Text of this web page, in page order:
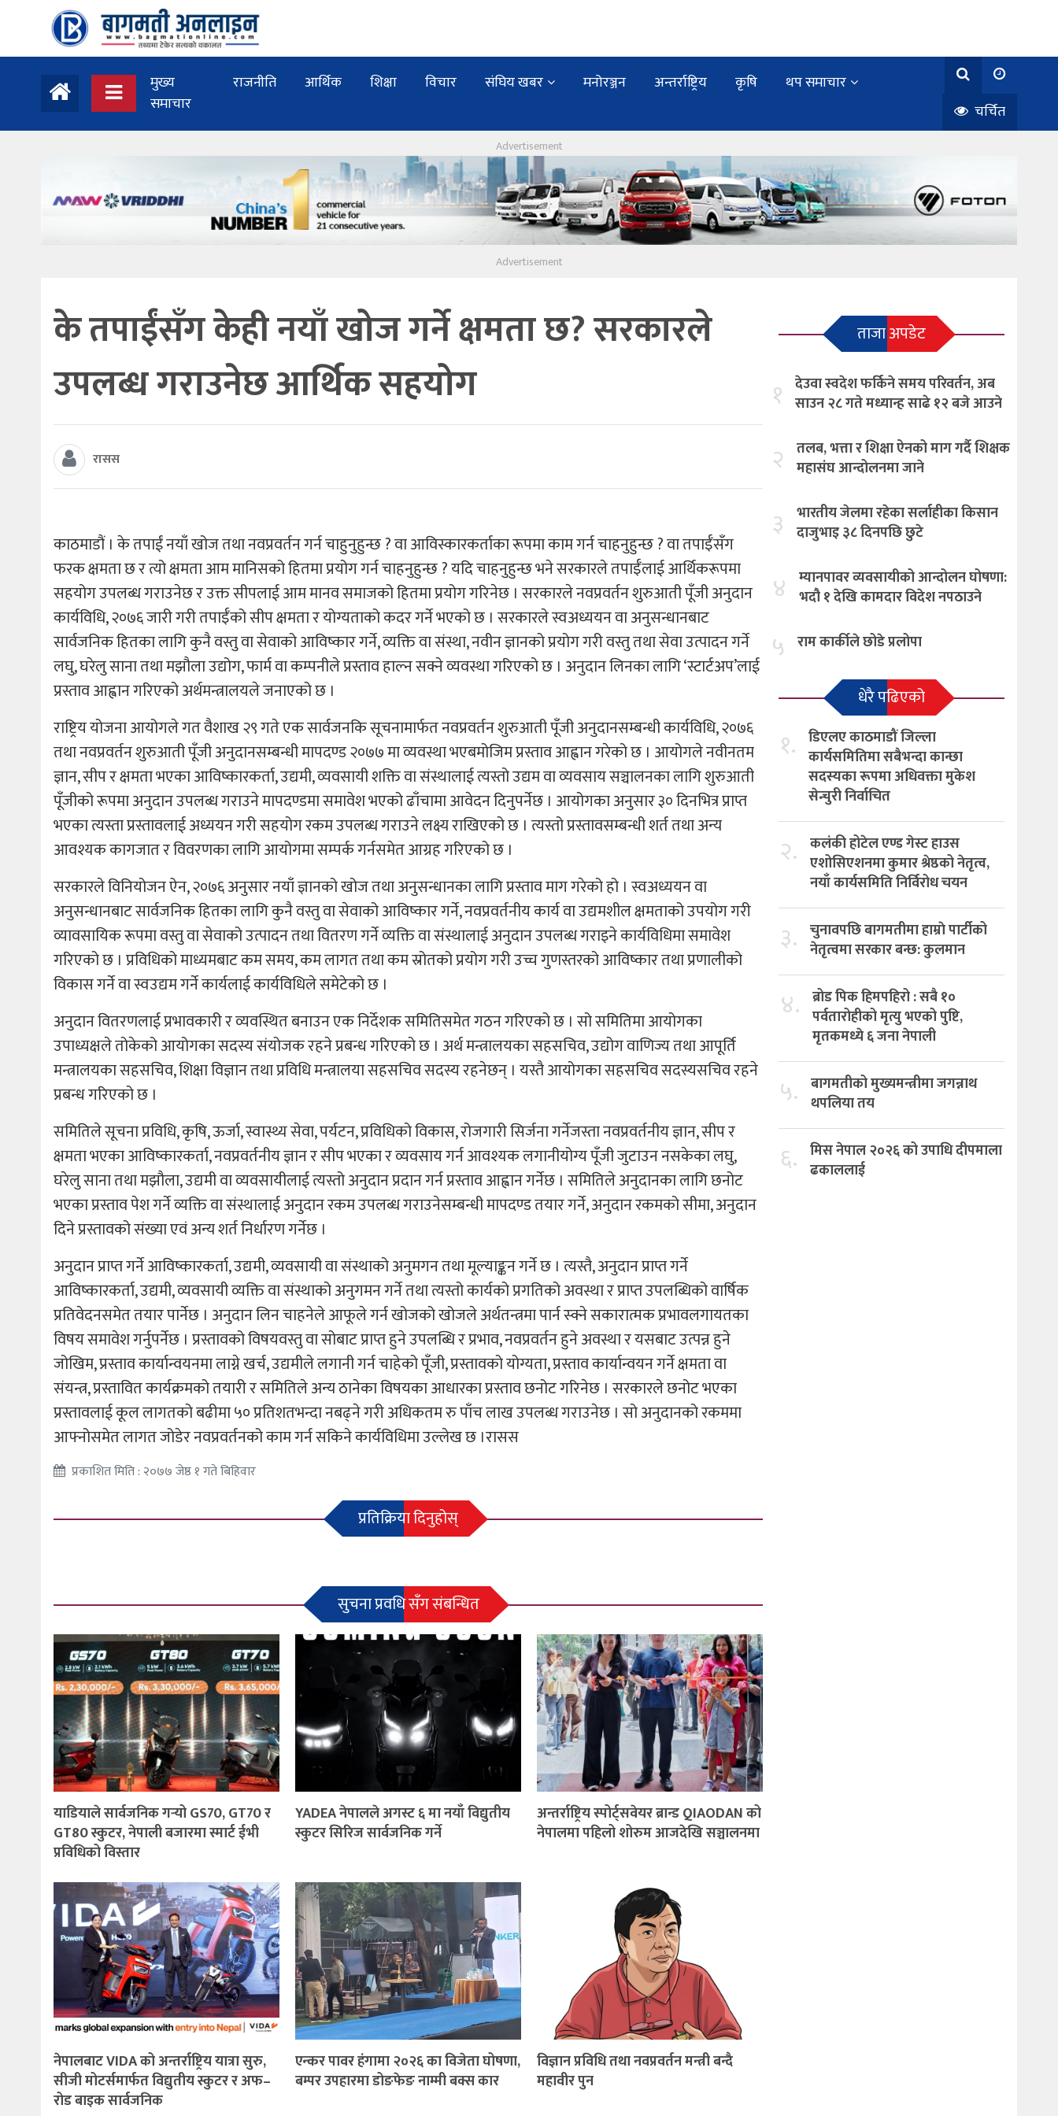
मुख्य
समाचार
राजनीति आर्थिक शिक्षा विचार संघिय खबर मनोरञ्जन अन्तर्राष्ट्रिय कृषि
थप समाचार
चर्चित
के तपाईंसँग केही नयाँ खोज गर्ने क्षमता छ? सरकारले
उपलब्ध गराउनेछ आर्थिक सहयोग
रासस
काठमाडौं । के तपाईं नयाँ खोज तथा नवप्रवर्तन गर्न चाहुनुहुन्छ ? वा आविस्कारकर्ताका रूपमा काम गर्न चाहनुहुन्छ ? वा तपाईँसँग
फरक क्षमता छ र त्यो क्षमता आम मानिसको हितमा प्रयोग गर्न चाहनुहुन्छ ? यदि चाहनुहुन्छ भने सरकारले तपाईँलाई आर्थिकरूपमा
सहयोग उपलब्ध गराउनेछ र उक्त सीपलाई आम मानव समाजको हितमा प्रयोग गरिनेछ । सरकारले नवप्रवर्तन शुरुआती पूँजी अनुदान
कार्यविधि, २०७६ जारी गरी तपाईँको सीप क्षमता र योग्यताको कदर गर्ने भएको छ । सरकारले स्वअध्ययन वा अनुसन्धानबाट
सार्वजनिक हितका लागि कुनै वस्तु वा सेवाको आविष्कार गर्ने, व्यक्ति वा संस्था, नवीन ज्ञानको प्रयोग गरी वस्तु तथा सेवा उत्पादन गर्ने
लघु, घरेलु साना तथा मझौला उद्योग, फार्म वा कम्पनीले प्रस्ताव हाल्न सक्ने व्यवस्था गरिएको छ । अनुदान लिनका लागि ‘स्टार्टअप’लाई
प्रस्ताव आह्वान गरिएको अर्थमन्त्रालयले जनाएको छ ।
राष्ट्रिय योजना आयोगले गत वैशाख २९ गते एक सार्वजनकि सूचनामार्फत नवप्रवर्तन शुरुआती पूँजी अनुदानसम्बन्धी कार्यविधि, २०७६
तथा नवप्रवर्तन शुरुआती पूँजी अनुदानसम्बन्धी मापदण्ड २०७७ मा व्यवस्था भएबमोजिम प्रस्ताव आह्वान गरेको छ । आयोगले नवीनतम
ज्ञान, सीप र क्षमता भएका आविष्कारकर्ता, उद्यमी, व्यवसायी शक्ति वा संस्थालाई त्यस्तो उद्यम वा व्यवसाय सञ्चालनका लागि शुरुआती
पूँजीको रूपमा अनुदान उपलब्ध गराउने मापदण्डमा समावेश भएको ढाँचामा आवेदन दिनुपर्नेछ । आयोगका अनुसार ३० दिनभित्र प्राप्त
भएका त्यस्ता प्रस्तावलाई अध्ययन गरी सहयोग रकम उपलब्ध गराउने लक्ष्य राखिएको छ । त्यस्तो प्रस्तावसम्बन्धी शर्त तथा अन्य
आवश्यक कागजात र विवरणका लागि आयोगमा सम्पर्क गर्नसमेत आग्रह गरिएको छ ।
सरकारले विनियोजन ऐन, २०७६ अनुसार नयाँ ज्ञानको खोज तथा अनुसन्धानका लागि प्रस्ताव माग गरेको हो । स्वअध्ययन वा
अनुसन्धानबाट सार्वजनिक हितका लागि कुनै वस्तु वा सेवाको आविष्कार गर्ने, नवप्रवर्तनीय कार्य वा उद्यमशील क्षमताको उपयोग गरी
व्यावसायिक रूपमा वस्तु वा सेवाको उत्पादन तथा वितरण गर्ने व्यक्ति वा संस्थालाई अनुदान उपलब्ध गराइने कार्यविधिमा समावेश
गरिएको छ । प्रविधिको माध्यमबाट कम समय, कम लागत तथा कम स्रोतको प्रयोग गरी उच्च गुणस्तरको आविष्कार तथा प्रणालीको
विकास गर्ने वा स्वउद्यम गर्ने कार्यलाई कार्यविधिले समेटेको छ ।
अनुदान वितरणलाई प्रभावकारी र व्यवस्थित बनाउन एक निर्देशक समितिसमेत गठन गरिएको छ । सो समितिमा आयोगका
उपाध्यक्षले तोकेको आयोगका सदस्य संयोजक रहने प्रबन्ध गरिएको छ । अर्थ मन्त्रालयका सहसचिव, उद्योग वाणिज्य तथा आपूर्ति
मन्त्रालयका सहसचिव, शिक्षा विज्ञान तथा प्रविधि मन्त्रालया सहसचिव सदस्य रहनेछन् । यस्तै आयोगका सहसचिव सदस्यसचिव रहने
प्रबन्ध गरिएको छ ।
समितिले सूचना प्रविधि, कृषि, ऊर्जा, स्वास्थ्य सेवा, पर्यटन, प्रविधिको विकास, रोजगारी सिर्जना गर्नेजस्ता नवप्रवर्तनीय ज्ञान, सीप र
क्षमता भएका आविष्कारकर्ता, नवप्रवर्तनीय ज्ञान र सीप भएका र व्यवसाय गर्न आवश्यक लगानीयोग्य पूँजी जुटाउन नसकेका लघु,
घरेलु साना तथा मझौला, उद्यमी वा व्यवसायीलाई त्यस्तो अनुदान प्रदान गर्न प्रस्ताव आह्वान गर्नेछ । समितिले अनुदानका लागि छनोट
भएका प्रस्ताव पेश गर्ने व्यक्ति वा संस्थालाई अनुदान रकम उपलब्ध गराउनेसम्बन्धी मापदण्ड तयार गर्ने, अनुदान रकमको सीमा, अनुदान
दिने प्रस्तावको संख्या एवं अन्य शर्त निर्धारण गर्नेछ ।
अनुदान प्राप्त गर्ने आविष्कारकर्ता, उद्यमी, व्यवसायी वा संस्थाको अनुमगन तथा मूल्याङ्कन गर्ने छ । त्यस्तै, अनुदान प्राप्त गर्ने
आविष्कारकर्ता, उद्यमी, व्यवसायी व्यक्ति वा संस्थाको अनुगमन गर्ने तथा त्यस्तो कार्यको प्रगतिको अवस्था र प्राप्त उपलब्धिको वार्षिक
प्रतिवेदनसमेत तयार पार्नेछ । अनुदान लिन चाहनेले आफूले गर्न खोजको खोजले अर्थतन्त्रमा पार्न स्क्ने सकारात्मक प्रभावलगायतका
विषय समावेश गर्नुपर्नेछ । प्रस्तावको विषयवस्तु वा सोबाट प्राप्त हुने उपलब्धि र प्रभाव, नवप्रवर्तन हुने अवस्था र यसबाट उत्पन्न हुने
जोखिम, प्रस्ताव कार्यान्वयनमा लाग्ने खर्च, उद्यमीले लगानी गर्न चाहेको पूँजी, प्रस्तावको योग्यता, प्रस्ताव कार्यान्वयन गर्ने क्षमता वा
संयन्त्र, प्रस्तावित कार्यक्रमको तयारी र समितिले अन्य ठानेका विषयका आधारका प्रस्ताव छनोट गरिनेछ । सरकारले छनोट भएका
प्रस्तावलाई कूल लागतको बढीमा ५० प्रतिशतभन्दा नबढ्ने गरी अधिकतम रु पाँच लाख उपलब्ध गराउनेछ । सो अनुदानको रकममा
आफ्नोसमेत लागत जोडेर नवप्रवर्तनको काम गर्न सकिने कार्यविधिमा उल्लेख छ ।रासस
प्रकाशित मिति : २०७७ जेष्ठ १ गते बिहिवार
प्रतिक्रिया दिनुहोस्
सुचना प्रवधि सँग संबन्धित
याडियाले सार्वजनिक गर्‍यो GS70, GT70 र
GT80 स्कुटर, नेपाली बजारमा स्मार्ट ईभी
प्रविधिको विस्तार
YADEA नेपालले अगस्ट ६ मा नयाँ विद्युतीय
स्कुटर सिरिज सार्वजनिक गर्ने
अन्तर्राष्ट्रिय स्पोर्ट्सवेयर ब्रान्ड QIAODAN को
नेपालमा पहिलो शोरुम आजदेखि सञ्चालनमा
नेपालबाट VIDA को अन्तर्राष्ट्रिय यात्रा सुरु,
सीजी मोटर्समार्फत विद्युतीय स्कुटर र अफ–
रोड बाइक सार्वजनिक
एन्कर पावर हंगामा २०२६ का विजेता घोषणा,
बम्पर उपहारमा डोङफेङ नाम्मी बक्स कार
विज्ञान प्रविधि तथा नवप्रवर्तन मन्त्री बन्दै
महावीर पुन
ताजा अपडेट
१ देउवा स्वदेश फर्किने समय परिवर्तन, अब
साउन २८ गते मध्यान्ह साढे १२ बजे आउने
२ तलब, भत्ता र शिक्षा ऐनको माग गर्दै शिक्षक
महासंघ आन्दोलनमा जाने
३ भारतीय जेलमा रहेका सर्लाहीका किसान
दाजुभाइ ३८ दिनपछि छुटे
४ म्यानपावर व्यवसायीको आन्दोलन घोषणा:
भदौ १ देखि कामदार विदेश नपठाउने
५ राम कार्कीले छोडे प्रलोपा
धेरै पढिएको
१. डिएलए काठमाडौं जिल्ला
कार्यसमितिमा सबैभन्दा कान्छा
सदस्यका रूपमा अधिवक्ता मुकेश
सेन्चुरी निर्वाचित
२. कलंकी होटेल एण्ड गेस्ट हाउस
एशोसिएशनमा कुमार श्रेष्ठको नेतृत्व,
नयाँ कार्यसमिति निर्विरोध चयन
३. चुनावपछि बागमतीमा हाम्राे पार्टीको
नेतृत्वमा सरकार बन्छ: कुलमान
४. ब्रोड पिक हिमपहिरो : सबै १०
पर्वतारोहीको मृत्यु भएको पुष्टि,
मृतकमध्ये ६ जना नेपाली
५. बागमतीको मुख्यमन्त्रीमा जगन्नाथ
थपलिया तय
६. मिस नेपाल २०२६ को उपाधि दीपमाला
ढकाललाई